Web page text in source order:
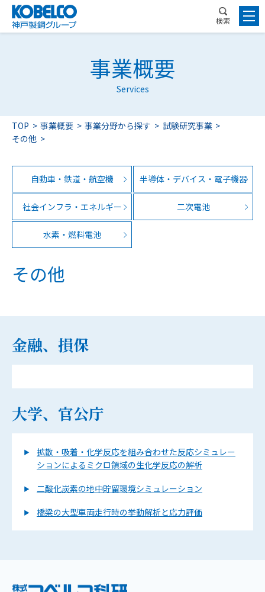
検索
事業概要
Services
TOP 事業概要 事業分野から探す
試験研究事業
その他
自動車・鉄道・航空機 半導体・デバイス・電子機器
社会インフラ・エネルギー 二次電池
水素・燃料電池
その他
金融、損保
大学、官公庁
拡散・吸着・化学反応を組み合わせた反応シミュレー
ションによるミクロ領域の生化学反応の解析
二酸化炭素の地中貯留環境シミュレーション
橋梁の大型車両走行時の挙動解析と応力評価